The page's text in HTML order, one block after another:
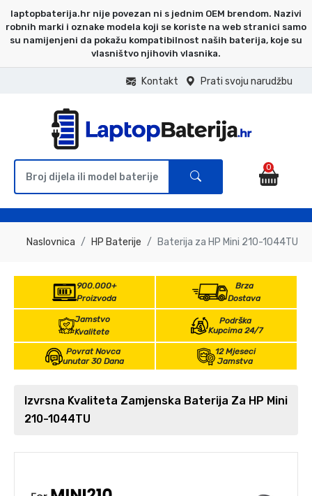
laptopbaterija.hr nije povezan ni s jednim OEM brendom. Nazivi
robnih marki i oznake modela koji se koriste na web stranici samo
su namijenjeni da pokažu kompatibilnost naših baterija, koje su
vlasništvo njihovih vlasnika.
Prati svoju narudžbu
Kontakt
0
Naslovnica HP Baterije Baterija za HP Mini 210-1044TU
900.000+
Proizvoda
Brza
Dostava
Jamstvo
Kvalitete
Podrška
Kupcima 24/7
Povrat Novca
unutar 30 Dana
12 Mjeseci
Jamstva
Izvrsna Kvaliteta Zamjenska Baterija Za HP Mini
210-1044TU